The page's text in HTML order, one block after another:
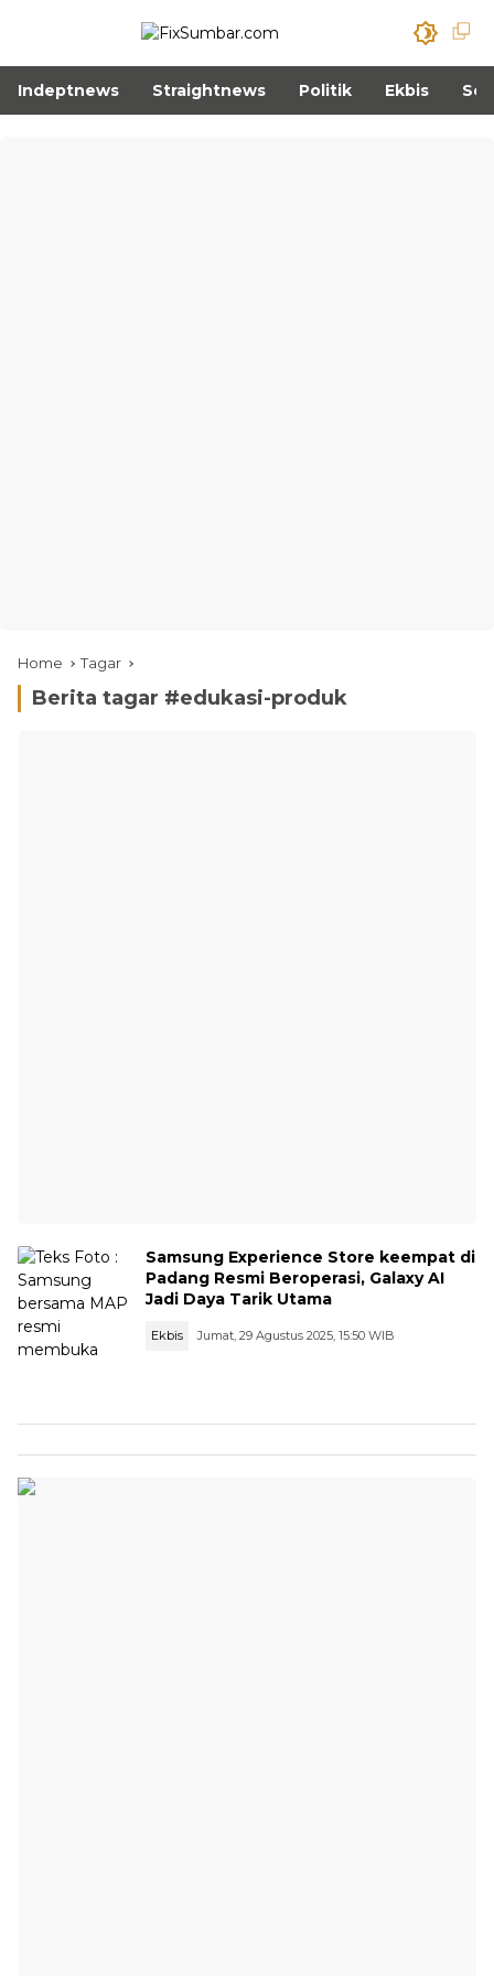
Indeptnews Straightnews Politik Ekbis
Home Tagar
Berita tagar #edukasi-produk
Samsung Experience Store keempat di
Padang Resmi Beroperasi, Galaxy AI
Jadi Daya Tarik Utama
Ekbis Jumat, 29 Agustus 2025, 15:50 WIB